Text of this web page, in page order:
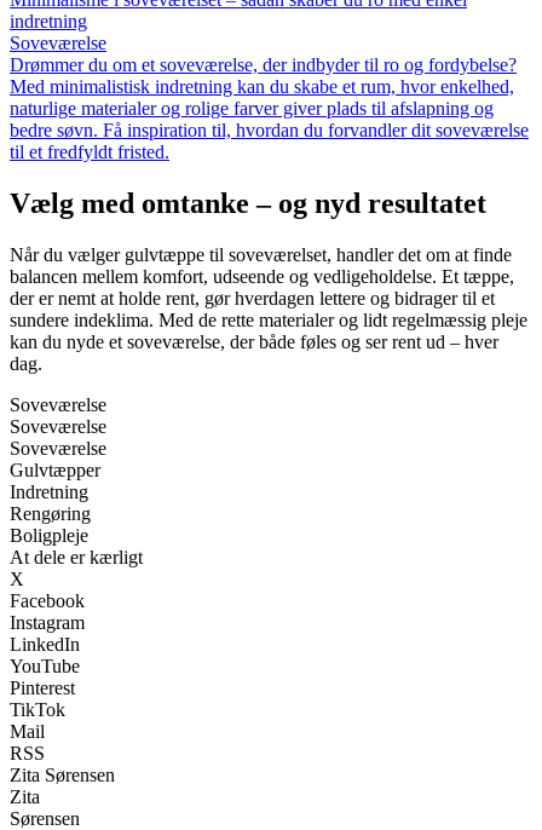
indretning
Soveværelse
Drømmer du om et soveværelse, der indbyder til ro og fordybelse?
Med minimalistisk indretning kan du skabe et rum, hvor enkelhed,
naturlige materialer og rolige farver giver plads til afslapning og
bedre søvn. Få inspiration til, hvordan du forvandler dit soveværelse
til et fredfyldt fristed.
Vælg med omtanke – og nyd resultatet
Når du vælger gulvtæppe til soveværelset, handler det om at finde
balancen mellem komfort, udseende og vedligeholdelse. Et tæppe,
der er nemt at holde rent, gør hverdagen lettere og bidrager til et
sundere indeklima. Med de rette materialer og lidt regelmæssig pleje
kan du nyde et soveværelse, der både føles og ser rent ud – hver
dag.
Soveværelse
Soveværelse
Soveværelse
Gulvtæpper
Indretning
Rengøring
Boligpleje
At dele er kærligt
X
Facebook
Instagram
LinkedIn
YouTube
Pinterest
TikTok
Mail
RSS
Zita Sørensen
Zita
Sørensen